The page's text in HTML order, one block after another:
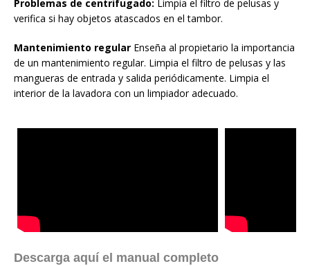
Problemas de centrifugado: Limpia el filtro de pelusas y
verifica si hay objetos atascados en el tambor.
Mantenimiento regular Enseña al propietario la importancia
de un mantenimiento regular. Limpia el filtro de pelusas y las
mangueras de entrada y salida periódicamente. Limpia el
interior de la lavadora con un limpiador adecuado.
Descarga aquí el manual completo